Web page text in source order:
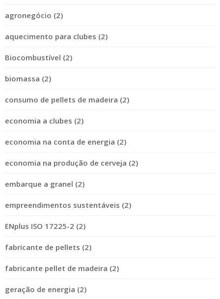
agronegócio (2)
aquecimento para clubes (2)
Biocombustível (2)
biomassa (2)
consumo de pellets de madeira (2)
economia a clubes (2)
economia na conta de energia (2)
economia na produção de cerveja (2)
embarque a granel (2)
empreendimentos sustentáveis (2)
ENplus ISO 17225-2 (2)
fabricante de pellets (2)
fabricante pellet de madeira (2)
geração de energia (2)